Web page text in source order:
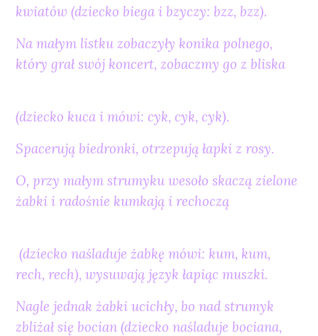
kwiatów (dziecko biega i bzyczy: bzz, bzz).
Na małym listku zobaczyły konika polnego,
który grał swój koncert, zobaczmy go z bliska
(dziecko kuca i mówi: cyk, cyk, cyk).
Spacerują biedronki, otrzepują łapki z rosy.
O, przy małym strumyku wesoło skaczą zielone
żabki i radośnie kumkają i rechoczą
(dziecko naśladuje żabkę mówi: kum, kum,
rech, rech), wysuwają język łapiąc muszki.
Nagle jednak żabki ucichły, bo nad strumyk
zbliżał się bocian (dziecko naśladuje bociana,